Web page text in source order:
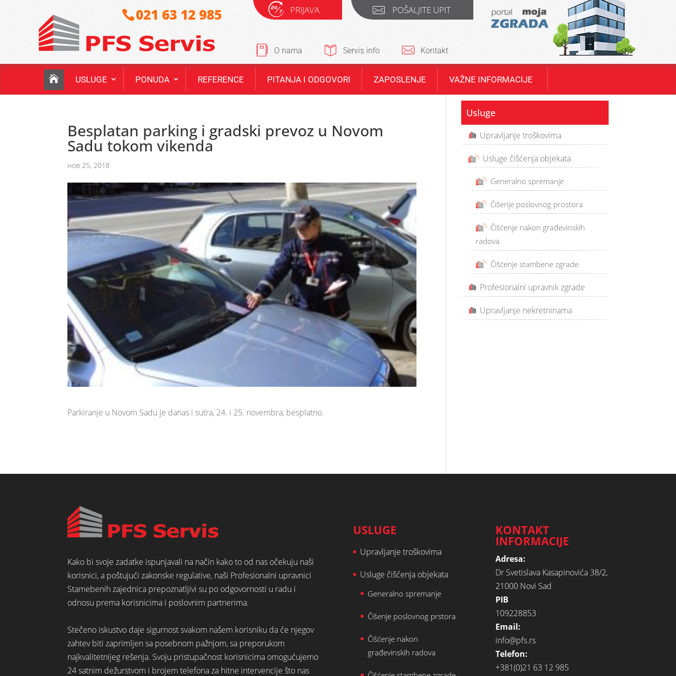
021 63 12 985 PRIJAVA POŠALJITE UPIT
O nama Servis info Kontakt
USLUGE PONUDA REFERENCE PITANJA I ODGOVORI ZAPOSLENJE VAŽNE INFORMACIJE
Besplatan parking i gradski prevoz u Novom
Sadu tokom vikenda
нов 25, 2018
Parkiranje u Novom Sadu je danas i sutra, 24. i 25. novembra, besplatno.
Usluge
Upravljanje troškovima
Usluge čišćenja objekata
Generalno spremanje
Čišenje poslovnog prostora
Čišćenje nakon građevinskih
radova
Čišćenje stambene zgrade
Profesionalni upravnik zgrade
Upravljanje nekretninama
Kako bi svoje zadatke ispunjavali na način kako to od nas očekuju naši
korisnici, a poštujući zakonske regulative, naši Profesionalni upravnici
Stamebenih zajednica prepoznatljivi su po odgovornosti u radu i
odnosu prema korisnicima i poslovnim partnerima.
Stečeno iskustvo daje sigurnost svakom našem korisniku da će njegov
zahtev biti zaprimljen sa posebnom pažnjom, sa preporukom
najkvalitetnijeg rešenja. Svoju pristupačnost korisnicima omogućujemo
24 satnim dežurstvom i brojem telefona za hitne intervencije što nas
USLUGE
Upravljanje troškovima
Usluge čišćenja objekata
Generalno spremanje
Čišenje poslovnog prstora
Čišćenje nakon
građevinskih radova
KONTAKT
INFORMACIJE
Adresa:
Dr Svetislava Kasapinovića 38/2,
21000 Novi Sad
PIB
109228853
Email:
info@pfs.rs
Telefon:
+381(0)21 63 12 985